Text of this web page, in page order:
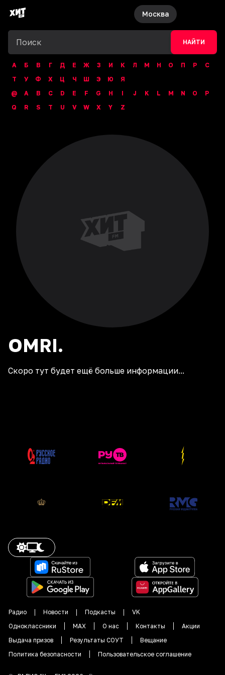
Москва
НАЙТИ
А Б В Г Д Е Ж З И К Л М Н О П Р
С
Т
У Ф Х Ц Ч Ш Э Ю
Я
@
A B C D E F G H I J K L M N O
P
Q
R S T U V W X Y Z
OMRI.
Скоро тут будет ещё больше информации...
Радио Новости Подкасты
VK
Одноклассники
MAX О нас Контакты
Акции
Выдача призов
Результаты СОУТ
Вещание
Политика безопасности
Пользовательское соглашение